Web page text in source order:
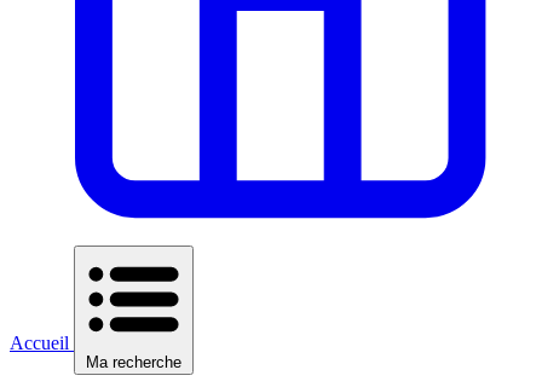
Accueil
Ma recherche